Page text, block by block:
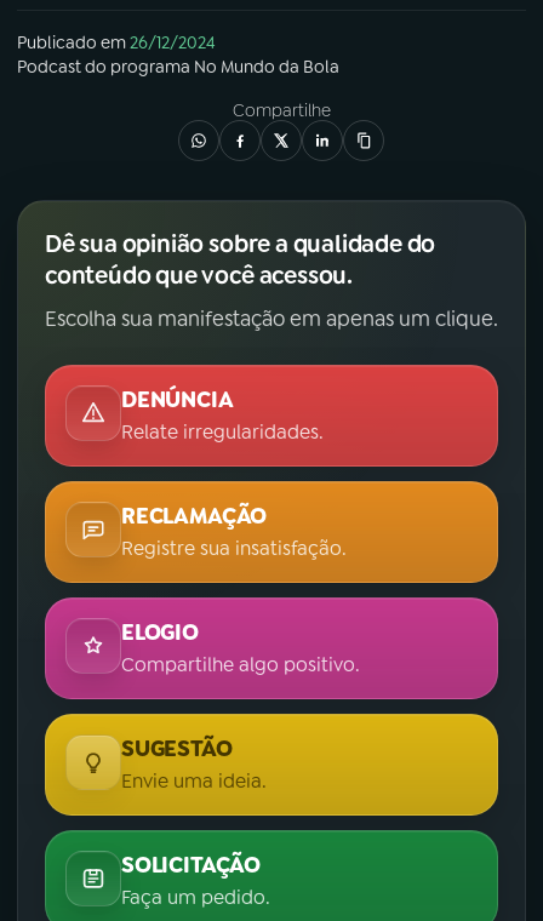
Publicado em26/12/2024
Podcastdo programa No Mundo da Bola
Compartilhe
Dê sua opinião sobre a qualidade do
conteúdo que você acessou.
Escolha sua manifestação em apenas um clique.
DENÚNCIA
Relate irregularidades.
RECLAMAÇÃO
Registre sua insatisfação.
ELOGIO
Compartilhe algo positivo.
SUGESTÃO
Envie uma ideia.
SOLICITAÇÃO
Faça um pedido.